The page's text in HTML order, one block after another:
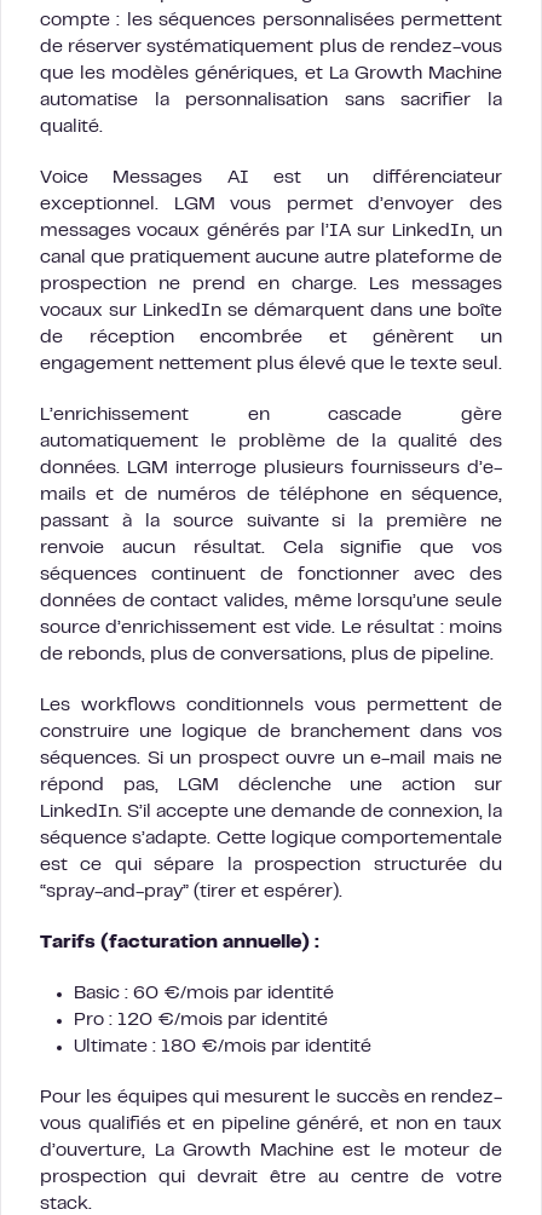
compte : les séquences personnalisées permettent
de réserver systématiquement plus de rendez-vous
que les modèles génériques, et La Growth Machine
automatise la personnalisation sans sacrifier la
qualité.
Voice Messages AI est un différenciateur
exceptionnel. LGM vous permet d’envoyer des
messages vocaux générés par l’IA sur LinkedIn, un
canal que pratiquement aucune autre plateforme de
prospection ne prend en charge. Les messages
vocaux sur LinkedIn se démarquent dans une boîte
de réception encombrée et génèrent un
engagement nettement plus élevé que le texte seul.
L’enrichissement en cascade gère
automatiquement le problème de la qualité des
données. LGM interroge plusieurs fournisseurs d’e-
mails et de numéros de téléphone en séquence,
passant à la source suivante si la première ne
renvoie aucun résultat. Cela signifie que vos
séquences continuent de fonctionner avec des
données de contact valides, même lorsqu’une seule
source d’enrichissement est vide. Le résultat : moins
de rebonds, plus de conversations, plus de pipeline.
Les workflows conditionnels vous permettent de
construire une logique de branchement dans vos
séquences. Si un prospect ouvre un e-mail mais ne
répond pas, LGM déclenche une action sur
LinkedIn. S’il accepte une demande de connexion, la
séquence s’adapte. Cette logique comportementale
est ce qui sépare la prospection structurée du
“spray-and-pray” (tirer et espérer).
Tarifs (facturation annuelle) :
Basic : 60 €/mois par identité
Pro : 120 €/mois par identité
Ultimate : 180 €/mois par identité
Pour les équipes qui mesurent le succès en rendez-
vous qualifiés et en pipeline généré, et non en taux
d’ouverture, La Growth Machine est le moteur de
prospection qui devrait être au centre de votre
stack.